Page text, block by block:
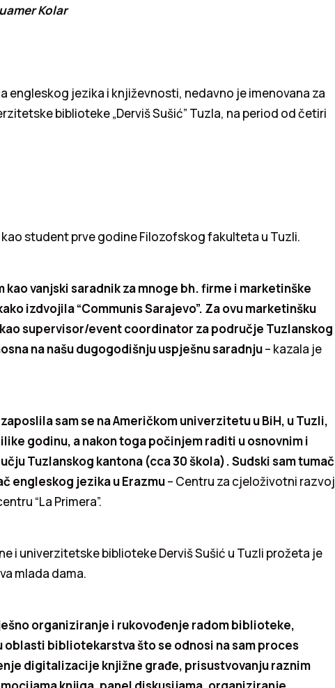
Kolar
engleskog jezika i književnosti, nedavno je imenovana za
biblioteke „Derviš Sušić” Tuzla, na period od četiri
student prve godine Filozofskog fakulteta u Tuzli.
kao vanjski saradnik za mnoge bh. firme i marketinške
izdvojila “Communis Sarajevo”. Za ovu marketinšku
supervisor/event coordinator za područje Tuzlanskog
na našu dugogodišnju uspješnu saradnju– kazala je
sam se na Američkom univerzitetu u BiH, u Tuzli,
godinu, a nakon toga počinjem raditi u osnovnim i
Tuzlanskog kantona (cca 30 škola). Sudski sam tumač
engleskog jezika u Erazmu– Centru za cjeloživotni razvoj
“La Primera”.
i univerzitetske biblioteke Derviš Sušić u Tuzli prožeta je
mlada dama.
organiziranje i rukovođenje radom biblioteke,
oblasti bibliotekarstva što se odnosi na sam proces
digitalizacije knjižne građe, prisustvovanju raznim